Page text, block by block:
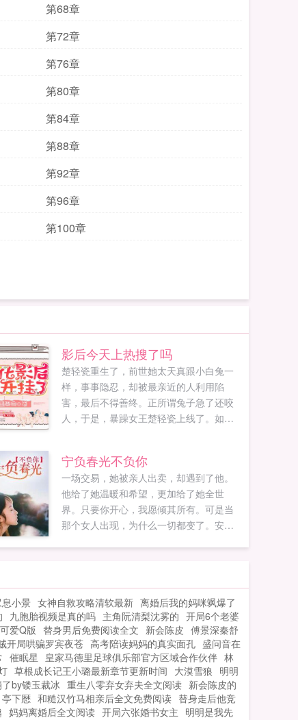
第68章
第72章
第76章
第80章
第84章
第88章
第92章
第96章
第100章
影后今天上热搜了吗
楚轻瓷重生了，前世她太天真跟小白兔一
样，事事隐忍，却被最亲近的人利用陷
害，最后不得善终。正所谓兔子急了还咬
人，于是，暴躁女王楚轻瓷上线了。如同
命。自打遇上了宇宙第一直男乔影帝之
后，怀疑人生的人却变成了她？？？恶龙
咆哮的楚小花我只想和你谈恋爱，你却想
和我谈演技？？？影帝弱小无助可怜我罩
的小花好像比我厉害，肿么办？...
宁负春光不负你
一场交易，她被亲人出卖，却遇到了他。
他给了她温暖和希望，更加给了她全世
界。只要你开心，我愿倾其所有。可是当
那个女人出现，为什么一切都变了。安筱
小景 女神自救攻略清软最新 离婚后我的妈咪飒爆了
九胞胎视频是真的吗 主角阮清梨沈雾的 开局6个老婆
爱Q版 替身男后免费阅读全文 新会陈皮 傅景深秦舒
开局哄骗罗宾夜苍 高考陪读妈妈的真实面孔 盛问音在
催眠星 皇家马德里足球俱乐部官方区域合作伙伴 林
草根成长记王小璐最新章节更新时间 大漠雪狼 明明
by镂玉裁冰 重生八零弃女弃夫全文阅读 新会陈皮的
亭下厯 和糙汉竹马相亲后全文免费阅读 替身走后他竞
妈妈离婚后全文阅读 开局六张婚书女主 明明是我先